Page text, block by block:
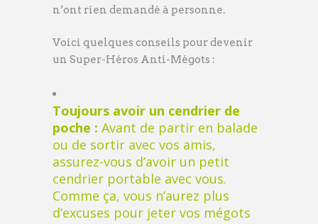
n’ont rien demandé à personne.
Voici quelques conseils pour devenir
un Super-Héros Anti-Mégots :
Toujours avoir un cendrier de
poche : Avant de partir en balade
ou de sortir avec vos amis,
assurez-vous d’avoir un petit
cendrier portable avec vous.
Comme ça, vous n’aurez plus
d’excuses pour jeter vos mégots